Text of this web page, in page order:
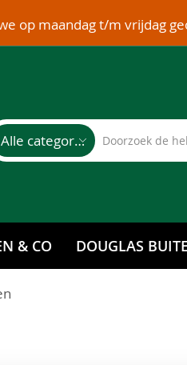
op maandag t/m vrijdag
Alle categorieën
& CO DOUGLAS